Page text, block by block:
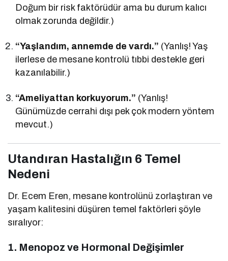
Doğum bir risk faktörüdür ama bu durum kalıcı
olmak zorunda değildir.)
“Yaşlandım, annemde de vardı.” (Yanlış! Yaş
ilerlese de mesane kontrolü tıbbi destekle geri
kazanılabilir.)
“Ameliyattan korkuyorum.” (Yanlış!
Günümüzde cerrahi dışı pek çok modern yöntem
mevcut.)
Utandıran Hastalığın 6 Temel
Nedeni
Dr. Ecem Eren, mesane kontrolünü zorlaştıran ve
yaşam kalitesini düşüren temel faktörleri şöyle
sıralıyor:
1. Menopoz ve Hormonal Değişimler